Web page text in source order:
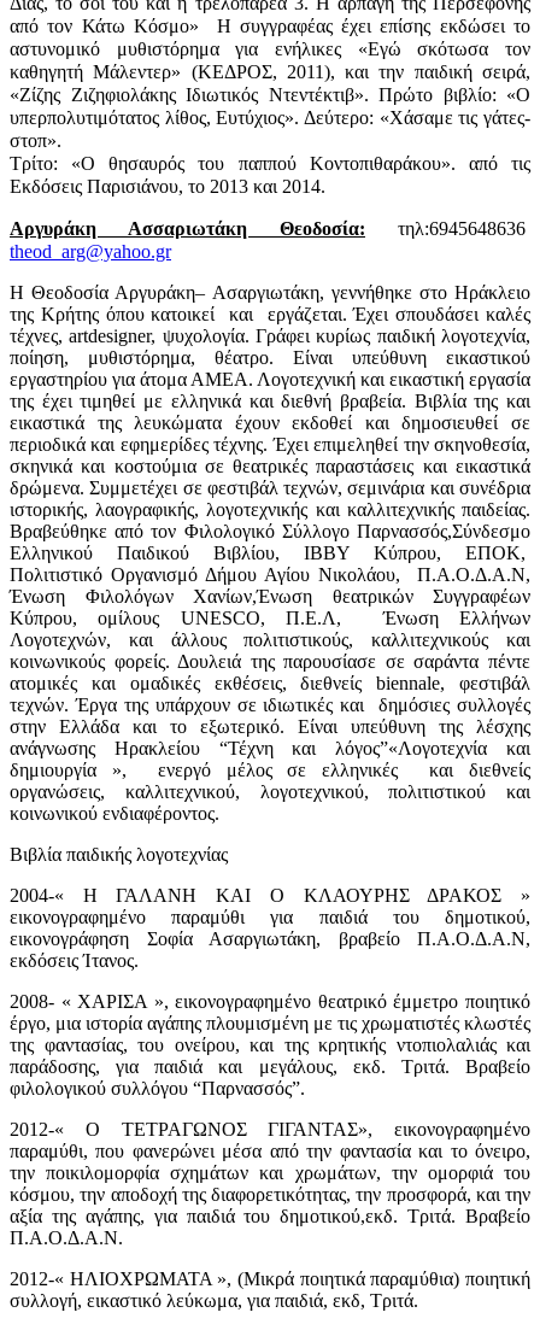
από τον Κάτω Κόσμο» Η συγγραφέας έχει επίσης εκδώσει το
αστυνομικό μυθιστόρημα για ενήλικες «Εγώ σκότωσα τον
καθηγητή Μάλεντερ» (ΚΕΔΡΟΣ, 2011), και την παιδική σειρά,
«Ζίζης Ζιζηφιολάκης Ιδιωτικός Ντεντέκτιβ». Πρώτο βιβλίο: «Ο
υπερπολυτιμότατος λίθος, Ευτύχιος». Δεύτερο: «Χάσαμε τις γάτες-
στοπ».
Τρίτο: «Ο θησαυρός του παππού Κοντοπιθαράκου». από τις
Εκδόσεις Παρισιάνου, το 2013 και 2014.
Αργυράκη Ασσαριωτάκη Θεοδοσία: τηλ:6945648636
theod_arg@yahoo.gr
Η Θεοδοσία Αργυράκη– Ασαργιωτάκη, γεννήθηκε στο Ηράκλειο
της Κρήτης όπου κατοικεί και εργάζεται. Έχει σπουδάσει καλές
τέχνες,artdesigner, ψυχολογία. Γράφει κυρίως παιδική λογοτεχνία,
ποίηση, μυθιστόρημα, θέατρο. Είναι υπεύθυνη εικαστικού
εργαστηρίου για άτομα ΑΜΕΑ. Λογοτεχνική και εικαστική εργασία
της έχει τιμηθεί με ελληνικά και διεθνή βραβεία. Βιβλία της και
εικαστικά της λευκώματα έχουν εκδοθεί και δημοσιευθεί σε
περιοδικά και εφημερίδες τέχνης. Έχει επιμεληθεί την σκηνοθεσία,
σκηνικά και κοστούμια σε θεατρικές παραστάσεις και εικαστικά
δρώμενα. Συμμετέχει σε φεστιβάλ τεχνών, σεμινάρια και συνέδρια
ιστορικής, λαογραφικής, λογοτεχνικής και καλλιτεχνικής παιδείας.
Βραβεύθηκε από τον Φιλολογικό Σύλλογο Παρνασσός,Σύνδεσμο
Ελληνικού Παιδικού Βιβλίου, ΙΒΒΥ Κύπρου, ΕΠΟΚ,
Πολιτιστικό Οργανισμό Δήμου Αγίου Νικολάου, Π.Α.Ο.Δ.Α.Ν,
Ένωση Φιλολόγων Χανίων,Ένωση θεατρικών Συγγραφέων
Κύπρου, ομίλους UNESCO, Π.Ε.Λ, Ένωση Ελλήνων
Λογοτεχνών, και άλλους πολιτιστικούς, καλλιτεχνικούς και
κοινωνικούς φορείς. Δουλειά της παρουσίασε σε σαράντα πέντε
ατομικές και ομαδικές εκθέσεις, διεθνείςbiennale, φεστιβάλ
τεχνών. Έργα της υπάρχουν σε ιδιωτικές και δημόσιες συλλογές
στην Ελλάδα και το εξωτερικό. Είναι υπεύθυνη της λέσχης
ανάγνωσης Ηρακλείου “Τέχνη και λόγος”«Λογοτεχνία και
δημιουργία », ενεργό μέλος σε ελληνικές και διεθνείς
οργανώσεις, καλλιτεχνικού, λογοτεχνικού, πολιτιστικού και
κοινωνικού ενδιαφέροντος.
Βιβλία παιδικής λογοτεχνίας
2004-« Η ΓΑΛΑΝΗ ΚΑΙ Ο ΚΛΑΟΥΡΗΣ ΔΡΑΚΟΣ »
εικονογραφημένο παραμύθι για παιδιά του δημοτικού,
εικονογράφηση Σοφία Ασαργιωτάκη, βραβείο Π.Α.Ο.Δ.Α.Ν,
εκδόσεις Ίτανος.
2008- « ΧΑΡΙΣΑ », εικονογραφημένο θεατρικό έμμετρο ποιητικό
έργο, μια ιστορία αγάπης πλουμισμένη με τις χρωματιστές κλωστές
της φαντασίας, του ονείρου, και της κρητικής ντοπιολαλιάς και
παράδοσης, για παιδιά και μεγάλους, εκδ. Τριτά. Βραβείο
φιλολογικού συλλόγου “Παρνασσός”.
2012-« Ο ΤΕΤΡΑΓΩΝΟΣ ΓΙΓΑΝΤΑΣ», εικονογραφημένο
παραμύθι, που φανερώνει μέσα από την φαντασία και το όνειρο,
την ποικιλομορφία σχημάτων και χρωμάτων, την ομορφιά του
κόσμου, την αποδοχή της διαφορετικότητας, την προσφορά, και την
αξία της αγάπης, για παιδιά του δημοτικού,εκδ. Τριτά. Βραβείο
Π.Α.Ο.Δ.Α.Ν.
2012-« ΗΛΙΟΧΡΩΜΑΤΑ », (Μικρά ποιητικά παραμύθια) ποιητική
συλλογή, εικαστικό λεύκωμα, για παιδιά, εκδ, Τριτά.